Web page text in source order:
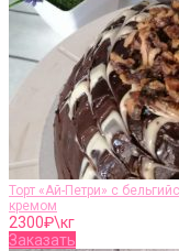
Торт «Ай-Петри» с
кремом
2300₽\кг
Заказать